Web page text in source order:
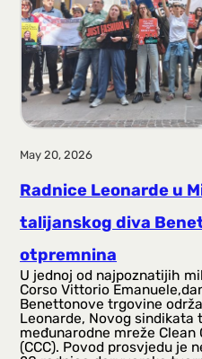
May 20, 2026
Radnice Leonarde u
talijanskog diva
otpremnina
U jednoj od najpoznatijih
Corso Vittorio
Benettonove trgovine
Leonarde, Novog sindikata
međunarodne mreže Clean
(CCC). Povod prosvjedu je